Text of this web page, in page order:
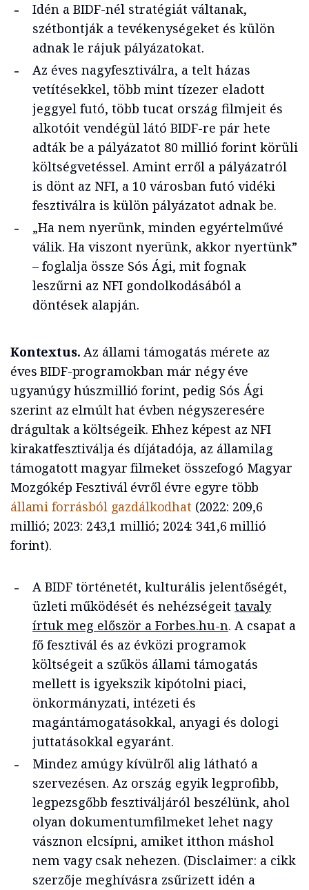
Idén a BIDF-nél stratégiát váltanak,
szétbontják a tevékenységeket és külön
adnak le rájuk pályázatokat.
Az éves nagyfesztiválra, a telt házas
vetítésekkel, több mint tízezer eladott
jeggyel futó, több tucat ország filmjeit és
alkotóit vendégül látó BIDF-re pár hete
adták be a pályázatot 80 millió forint körüli
költségvetéssel. Amint erről a pályázatról
is dönt az NFI, a 10 városban futó vidéki
fesztiválra is külön pályázatot adnak be.
„Ha nem nyerünk, minden egyértelművé
válik. Ha viszont nyerünk, akkor nyertünk”
– foglalja össze Sós Ági, mit fognak
leszűrni az NFI gondolkodásából a
döntések alapján.
Kontextus. Az állami támogatás mérete az
éves BIDF-programokban már négy éve
ugyanúgy húszmillió forint, pedig Sós Ági
szerint az elmúlt hat évben négyszeresére
drágultak a költségeik. Ehhez képest az NFI
kirakatfesztiválja és díjátadója, az államilag
támogatott magyar filmeket összefogó Magyar
Mozgókép Fesztivál évről évre egyre több
állami forrásból gazdálkodhat(2022: 209,6
millió; 2023: 243,1 millió; 2024: 341,6 millió
forint).
A BIDF történetét, kulturális jelentőségét,
üzleti működését és nehézségeit tavaly
írtuk meg először a Forbes.hu-n. A csapat a
fő fesztivál és az évközi programok
költségeit a szűkös állami támogatás
mellett is igyekszik kipótolni piaci,
önkormányzati, intézeti és
magántámogatásokkal, anyagi és dologi
juttatásokkal egyaránt.
Mindez amúgy kívülről alig látható a
szervezésen. Az ország egyik legprofibb,
legpezsgőbb fesztiváljáról beszélünk, ahol
olyan dokumentumfilmeket lehet nagy
vásznon elcsípni, amiket itthon máshol
nem vagy csak nehezen. (Disclaimer: a cikk
szerzője meghívásra zsűrizett idén a